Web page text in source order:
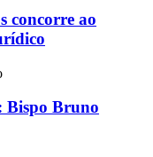
concorre ao
Bispo Bruno